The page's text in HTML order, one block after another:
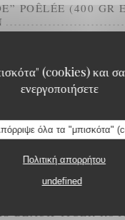
(cookies) και
ενεργοποιήσετε
όλα τα "μπισκότα"
Πολιτική απορρήτου
undefined
POÊLÉE (400 GR
ET COMTÉ,
BLACK TIGER